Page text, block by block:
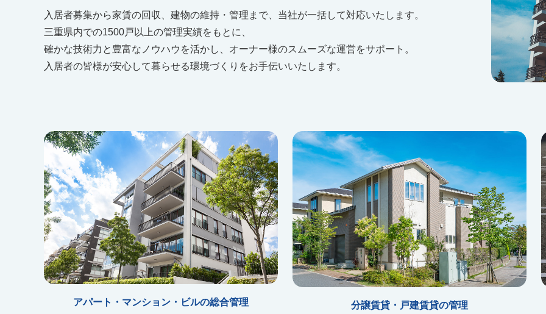
入居者募集から家賃の回収、建物の維持・管理まで、当社が一括して対応いたします。
三重県内での1500戸以上の管理実績をもとに、
確かな技術力と豊富なノウハウを活かし、オーナー様のスムーズな運営をサポート。
入居者の皆様が安心して暮らせる環境づくりをお手伝いいたします。
アパート・マンション・ビルの総合管理 分譲賃貸・戸建賃貸の管理